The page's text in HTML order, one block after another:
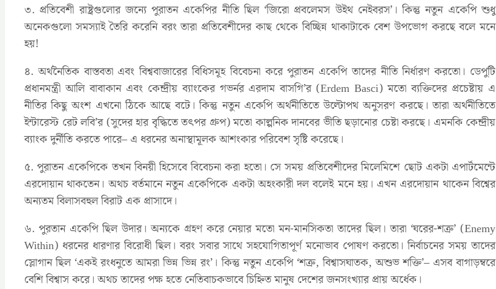
৩. প্রতিবেশী রাষ্ট্রগুলোর জন্যে পুরাতন একেপির নীতি ছিল ‘জিরো প্রবলেমস উইথ নেইবরস’। কিন্তু নতুন একেপি শুধু
অনেকগুলো সমস্যাই তৈরি করেনি বরং তারা প্রতিবেশীদের কাছ থেকে বিচ্ছিন্ন থাকাটাকে বেশ উপভোগ করছে বলে মনে
হয়!
৪. অর্থনৈতিক বাস্তবতা এবং বিশ্ববাজারের বিধিসমূহ বিবেচনা করে পুরাতন একেপি তাদের নীতি নির্ধারণ করতো। ডেপুটি
প্রধানমন্ত্রী আলি বাবাকান এবং কেন্দ্রীয় ব্যাংকের গভর্নর এরদাম বাসগি’র (Erdem Basci) মতো ব্যক্তিদের প্রচেষ্টায় এ
নীতির কিছু অংশ এখনো ঠিকে আছে বটে। কিন্তু নতুন একেপি অর্থনীতিতে উল্টোপথ অনুসরণ করছে। তারা অর্থনীতিতে
ইন্টারেস্ট রেট লবি’র (সুদের হার বৃদ্ধিতে তৎপর গ্রুপ) মতো কাল্পনিক দানবের ভীতি ছড়ানোর চেষ্টা করছে। এমনকি কেন্দ্রীয়
ব্যাংক দুর্নীতি করতে পারে– এ ধরনের অনাস্থামূলক আশংকার পরিবেশ সৃষ্টি করেছে।
৫. পুরাতন একেপিকে তখন বিনয়ী হিসেবে বিবেচনা করা হতো। সে সময় প্রতিবেশীদের মিলেমিশে ছোট একটা এপার্টমেন্টে
এরদোয়ান থাকতেন। অথচ বর্তমানে নতুন একেপিকে একটা অহংকারী দল বলেই মনে হয়। এখন এরদোয়ান থাকেন বিশ্বের
অন্যতম বিলাসবহুল বিরাট এক প্রাসাদে।
৬. পুরতান একেপি ছিল উদার। অন্যকে গ্রহণ করে নেয়ার মতো মন-মানসিকতা তাদের ছিল। তারা ‘ঘরের-শত্রু’ (Enemy
Within) ধরনের ধারণার বিরোধী ছিল। বরং সবার সাথে সহযোগিতাপূর্ণ মনোভাব পোষণ করতো। নির্বাচনের সময় তাদের
স্লোগান ছিল ‘একই রংধনুতে আমরা ভিন্ন ভিন্ন রং’। কিন্তু নতুন একেপি ‘শত্রু, বিশ্বাসঘাতক, অশুভ শক্তি’– এসব বাগাড়ম্বরে
বেশি বিশ্বাস করে। অথচ তাদের পক্ষ হতে নেতিবাচকভাবে চিহ্নিত মানুষ দেশের জনসংখ্যার প্রায় অর্ধেক।